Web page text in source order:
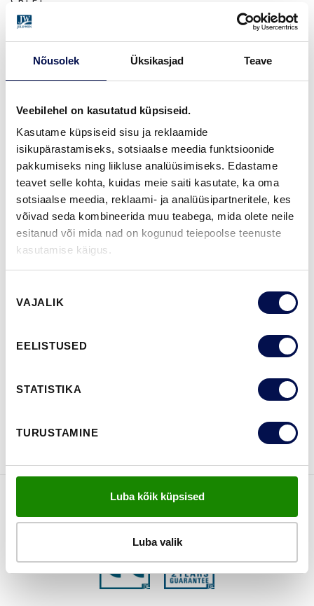
Nõusolek Üksikasjad Teave
Veebilehel on kasutatud küpsiseid.
Kasutame küpsiseid sisu ja reklaamide
isikupärastamiseks, sotsiaalse meedia funktsioonide
pakkumiseks ning liikluse analüüsimiseks. Edastame
teavet selle kohta, kuidas meie saiti kasutate, ka oma
sotsiaalse meedia, reklaami- ja analüüsipartneritele, kes
võivad seda kombineerida muu teabega, mida olete neile
esitanud või mida nad on kogunud teiepoolse teenuste
kasutamise käigus.
valik
VAJALIK
EELISTUSED
STATISTIKA
TURUSTAMINE
Luba kõik küpsised
Luba valik
SERTIFIKAAT:
70% PEFC
GARANTII:
2-AASTANE TOOTEGARANTII
VIIMISTLUS (11)
NCS S0502-YNCS S0500-NNCS S3502-YNCS S7000-NNCS S9000-N
ROHKEM
MÕÕDUD
LEIA EDASIMÜÜJA
BROŠÜÜRE
ühendust
FUNKTSIOONID